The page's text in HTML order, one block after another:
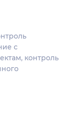
с
контроль